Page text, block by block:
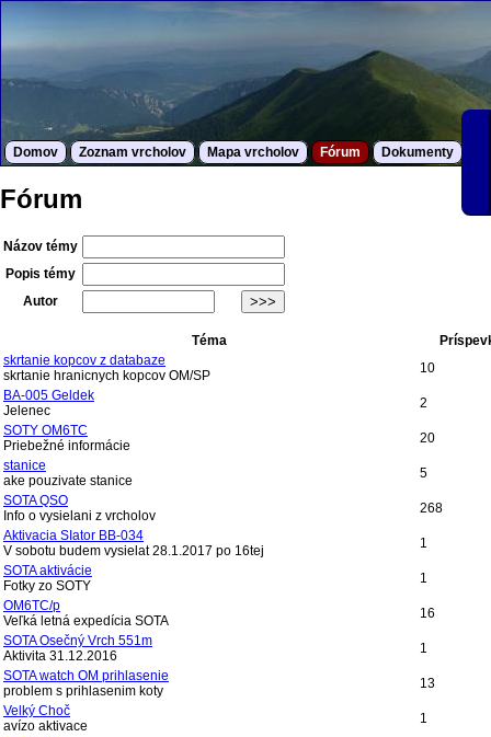
Domov Zoznam vrcholov Mapa vrcholov Fórum Dokumenty
Fórum
Názov témy
Popis témy
Autor
Téma
skrtanie kopcov z databaze
skrtanie hranicnych kopcov OM/SP
10
BA-005 Geldek
Jelenec
2
SOTY OM6TC
Priebežné informácie
20
stanice
ake pouzivate stanice
5
SOTA QSO
Info o vysielani z vrcholov
268
Aktivacia SIator BB-034
V sobotu budem vysielat 28.1.2017 po 16tej
1
SOTA aktivácie
Fotky zo SOTY
1
OM6TC/p
Veľká letná expedícia SOTA
16
SOTA Osečný Vrch 551m
Aktivita 31.12.2016
1
SOTA watch OM prihlasenie
problem s prihlasenim koty
13
Velký Choč
avízo aktivace
1